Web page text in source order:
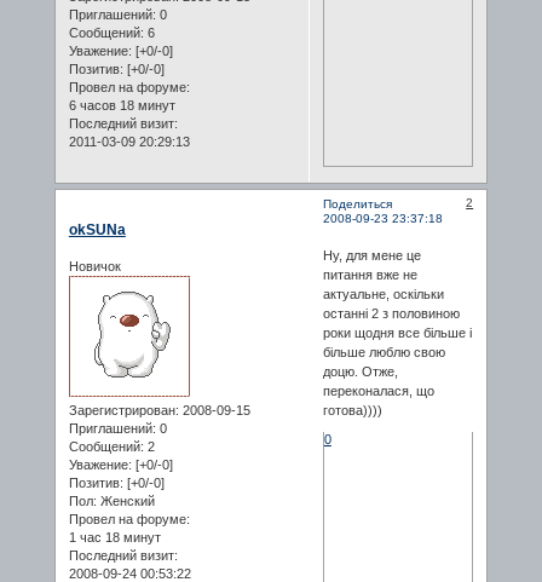
Приглашений: 0
Сообщений: 6
Уважение: [+0/-0]
Позитив: [+0/-0]
Провел на форуме:
6 часов 18 минут
Последний визит:
2011-03-09 20:29:13
Поделиться
2
2008-09-23 23:37:18
okSUNa
Новичок
Зарегистрирован: 2008-09-15
Приглашений: 0
Сообщений: 2
Уважение: [+0/-0]
Позитив: [+0/-0]
Пол: Женский
Провел на форуме:
1 час 18 минут
Последний визит:
2008-09-24 00:53:22
Ну, для мене це
питання вже не
актуальне, оскільки
останні 2 з половиною
роки щодня все більше і
більше люблю свою
доцю. Отже,
переконалася, що
готова))))
0